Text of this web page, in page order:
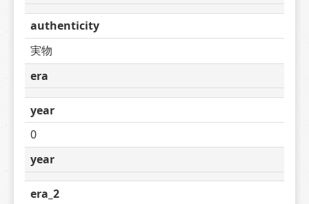
authenticity
実物
era
year
0
year
era_2